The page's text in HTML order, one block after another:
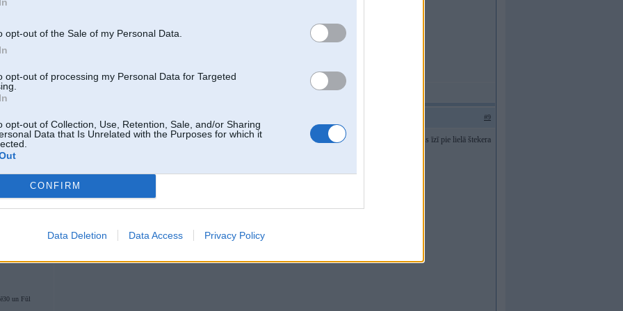
opt-out of the Sale of my Personal Data.
opt-out of processing my Personal Data for Targeted
opt-out of Collection, Use, Retention, Sale, and/or Sharing
Data that Is Unrelated with the Purposes for which it
CONFIRM
Data Deletion Data Access Privacy Policy
989
#9
un Fūl
nu reāli, varētu būt tā, ka nomaini karteri, par kronšteiniem nezinu, par kārbu arī nē, bet par elektrību tur gan viss īzī pie lielā štekera
un m20 iekš e36 liekas smieklīgi, izņemot ja būs fēns